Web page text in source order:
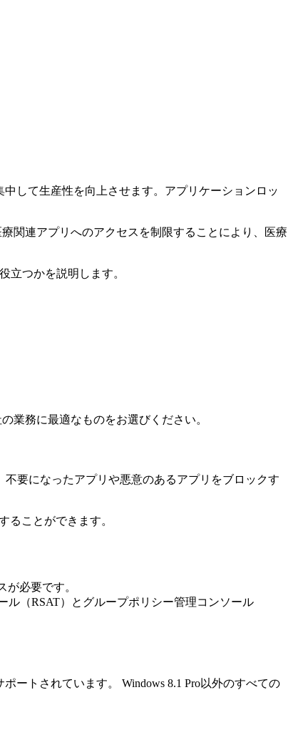
して生産性を向上させます。アプリケーションロッ
関連アプリへのアクセスを制限することにより、医療
立つかを説明します。
業務に最適なものをお選びください。
不要になったアプリや悪意のあるアプリをブロックす
ることができます。
必要です。
ル（RSAT）とグループポリシー管理コンソール
ポートされています。 Windows 8.1 Pro以外のすべての